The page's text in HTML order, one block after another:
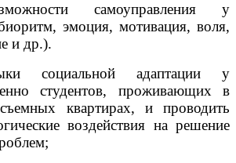
самоуправления у
эмоция, мотивация, воля,
и др.).
социальной адаптации у
студентов, проживающих в
квартирах, и проводить
воздействия на решение